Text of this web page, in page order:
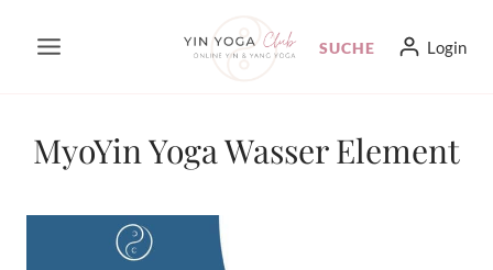
Inhalt
SUCHE Login
MyoYin Yoga Wasser Element